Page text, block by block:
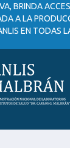
BRINDA
A LA
EN TODAS